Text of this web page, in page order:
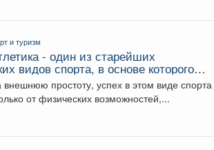
и туризм
- один из старейших
видов спорта, в основе которого
техника и многолетняя подготовка.
простоту, успех в этом виде спорта
от физических возможностей,...